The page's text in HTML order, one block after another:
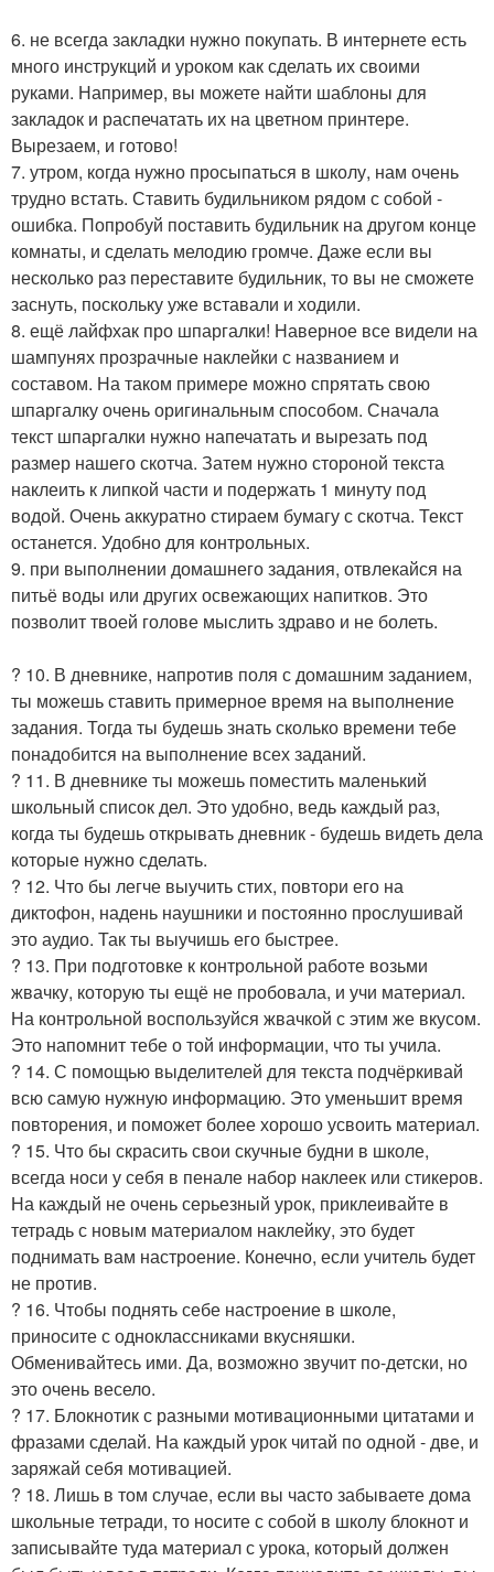
6. не всегда закладки нужно покупать. В интернете есть
много инструкций и уроком как сделать их своими
руками. Например, вы можете найти шаблоны для
закладок и распечатать их на цветном принтере.
Вырезаем, и готово!
7. утром, когда нужно просыпаться в школу, нам очень
трудно встать. Ставить будильником рядом с собой -
ошибка. Попробуй поставить будильник на другом конце
комнаты, и сделать мелодию громче. Даже если вы
несколько раз переставите будильник, то вы не сможете
заснуть, поскольку уже вставали и ходили.
8. ещё лайфхак про шпаргалки! Наверное все видели на
шампунях прозрачные наклейки с названием и
составом. На таком примере можно спрятать свою
шпаргалку очень оригинальным способом. Сначала
текст шпаргалки нужно напечатать и вырезать под
размер нашего скотча. Затем нужно стороной текста
наклеить к липкой части и подержать 1 минуту под
водой. Очень аккуратно стираем бумагу с скотча. Текст
останется. Удобно для контрольных.
9. при выполнении домашнего задания, отвлекайся на
питьё воды или других освежающих напитков. Это
позволит твоей голове мыслить здраво и не болеть.
? 10. В дневнике, напротив поля с домашним заданием,
ты можешь ставить примерное время на выполнение
задания. Тогда ты будешь знать сколько времени тебе
понадобится на выполнение всех заданий.
? 11. В дневнике ты можешь поместить маленький
школьный список дел. Это удобно, ведь каждый раз,
когда ты будешь открывать дневник - будешь видеть дела
которые нужно сделать.
? 12. Что бы легче выучить стих, повтори его на
диктофон, надень наушники и постоянно прослушивай
это аудио. Так ты выучишь его быстрее.
? 13. При подготовке к контрольной работе возьми
жвачку, которую ты ещё не пробовала, и учи материал.
На контрольной воспользуйся жвачкой с этим же вкусом.
Это напомнит тебе о той информации, что ты учила.
? 14. С помощью выделителей для текста подчёркивай
всю самую нужную информацию. Это уменьшит время
повторения, и поможет более хорошо усвоить материал.
? 15. Что бы скрасить свои скучные будни в школе,
всегда носи у себя в пенале набор наклеек или стикеров.
На каждый не очень серьезный урок, приклеивайте в
тетрадь с новым материалом наклейку, это будет
поднимать вам настроение. Конечно, если учитель будет
не против.
? 16. Чтобы поднять себе настроение в школе,
приносите с одноклассниками вкусняшки.
Обменивайтесь ими. Да, возможно звучит по-детски, но
это очень весело.
? 17. Блокнотик с разными мотивационными цитатами и
фразами сделай. На каждый урок читай по одной - две, и
заряжай себя мотивацией.
? 18. Лишь в том случае, если вы часто забываете дома
школьные тетради, то носите с собой в школу блокнот и
записывайте туда материал с урока, который должен